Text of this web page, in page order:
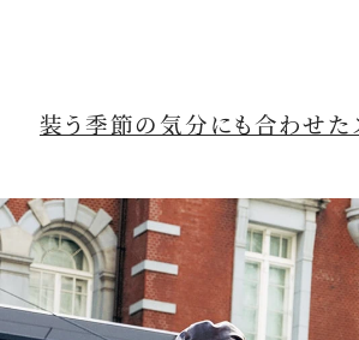
装う季節の気分にも合わせた